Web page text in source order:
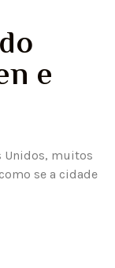
e
Unidos, muitos
se a cidade